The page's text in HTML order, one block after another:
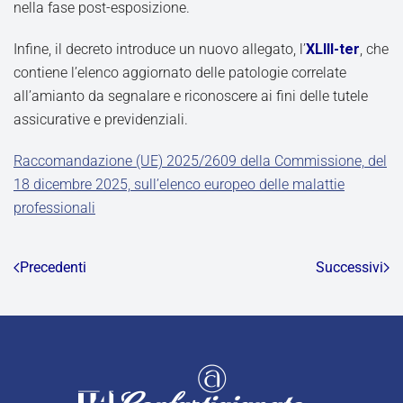
nella fase post-esposizione.
Infine, il decreto introduce un nuovo allegato, l’XLIII-ter, che
contiene l’elenco aggiornato delle patologie correlate
all’amianto da segnalare e riconoscere ai fini delle tutele
assicurative e previdenziali.
Raccomandazione (UE) 2025/2609 della Commissione, del
18 dicembre 2025, sull’elenco europeo delle malattie
professionali
Precedenti Successivi